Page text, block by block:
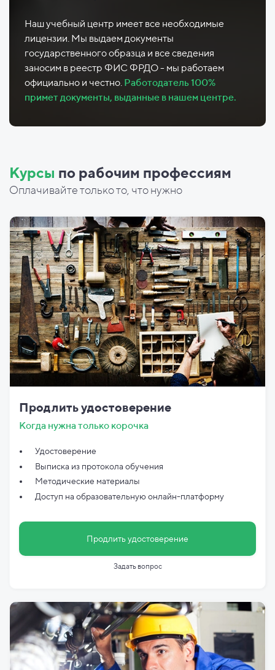
Наш учебный центр имеет все необходимые
лицензии. Мы выдаем документы
государственного образца и все сведения
заносим в реестр ФИС ФРДО - мы работаем
официально и честно. Работодатель 100%
примет документы, выданные в нашем центре.
Курсы по рабочим профессиям
Оплачивайте только то, что нужно
Продлить удостоверение
Когда нужна только корочка
Удостоверение
Выписка из протокола обучения
Методические материалы
Доступ на образовательную онлайн-платформу
Продлить удостоверение
Задать вопрос